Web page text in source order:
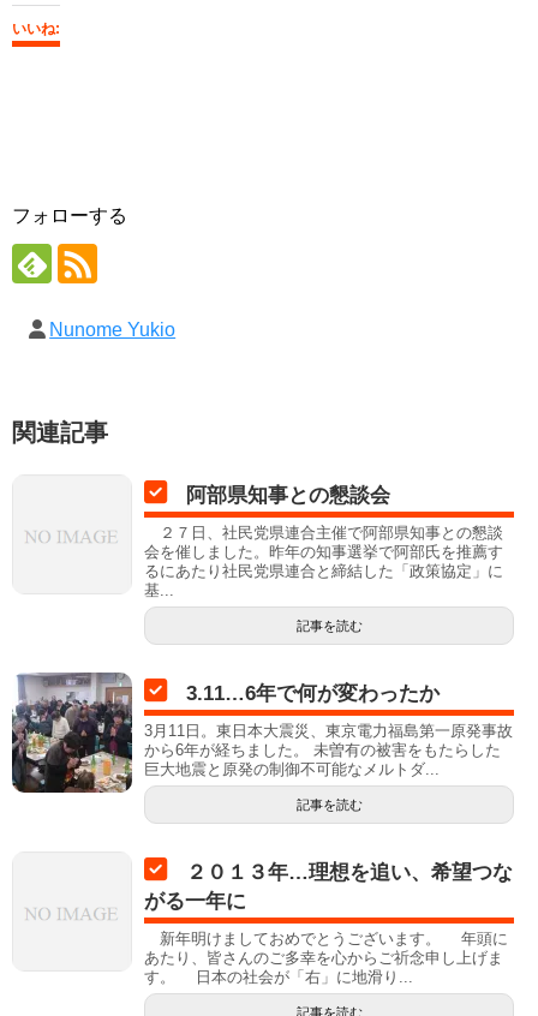
いいね:
フォローする
Nunome Yukio
関連記事
阿部県知事との懇談会
２７日、社民党県連合主催で阿部県知事との懇談
会を催しました。昨年の知事選挙で阿部氏を推薦す
るにあたり社民党県連合と締結した「政策協定」に
基...
記事を読む
3.11…6年で何が変わったか
3月11日。東日本大震災、東京電力福島第一原発事故
から6年が経ちました。 未曽有の被害をもたらした
巨大地震と原発の制御不可能なメルトダ...
記事を読む
２０１３年…理想を追い、希望つな
がる一年に
新年明けましておめでとうございます。 年頭に
あたり、皆さんのご多幸を心からご祈念申し上げま
す。 日本の社会が「右」に地滑り...
記事を読む